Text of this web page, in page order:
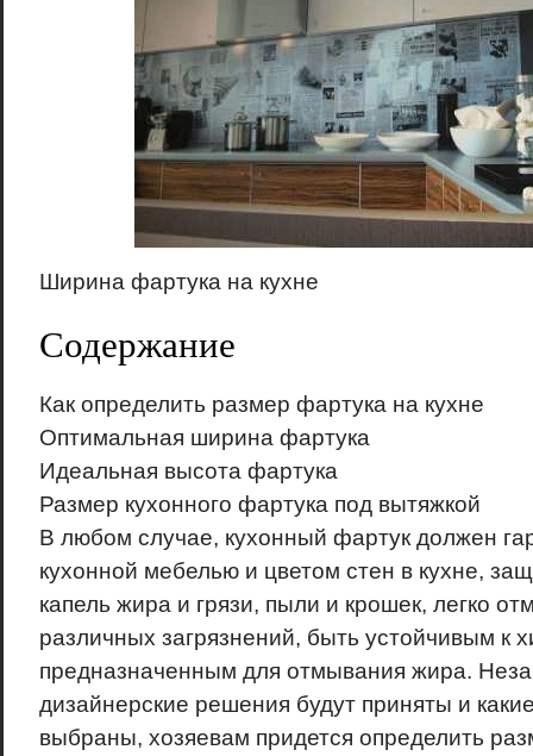
Ширина фартука на кухне
Содержание
Как определить размер фартука на кухне
Оптимальная ширина фартука
Идеальная высота фартука
Размер кухонного фартука под вытяжкой
В любом случае, кухонный фартук должен
кухонной мебелью и цветом стен в кухне,
капель жира и грязи, пыли и крошек, легко
различных загрязнений, быть устойчивым к
предназначенным для отмывания жира.
дизайнерские решения будут приняты и
выбраны, хозяевам придется определить